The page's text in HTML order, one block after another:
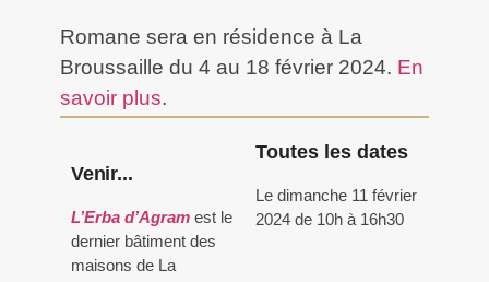
Romane sera en résidence à La
Broussaille du 4 au 18 février 2024. En
savoir plus.
Venir...
L’Erba d’Agram est le
dernier bâtiment des
maisons de La
Toutes les dates
Le dimanche 11 février
2024 de 10h à 16h30